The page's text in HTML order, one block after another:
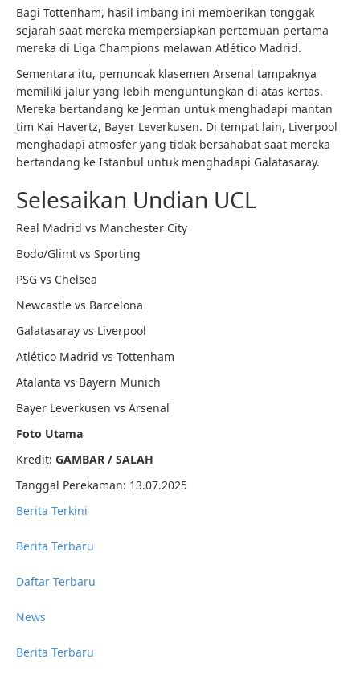
Bagi Tottenham, hasil imbang ini memberikan tonggak
sejarah saat mereka mempersiapkan pertemuan pertama
mereka di Liga Champions melawan Atlético Madrid.
Sementara itu, pemuncak klasemen Arsenal tampaknya
memiliki jalur yang lebih menguntungkan di atas kertas.
Mereka bertandang ke Jerman untuk menghadapi mantan
tim Kai Havertz, Bayer Leverkusen. Di tempat lain, Liverpool
menghadapi atmosfer yang tidak bersahabat saat mereka
bertandang ke Istanbul untuk menghadapi Galatasaray.
Selesaikan Undian UCL
Real Madrid vs Manchester City
Bodo/Glimt vs Sporting
PSG vs Chelsea
Newcastle vs Barcelona
Galatasaray vs Liverpool
Atlético Madrid vs Tottenham
Atalanta vs Bayern Munich
Bayer Leverkusen vs Arsenal
Foto Utama
Kredit: GAMBAR / SALAH
Tanggal Perekaman: 13.07.2025
Berita Terkini
Berita Terbaru
Daftar Terbaru
News
Berita Terbaru